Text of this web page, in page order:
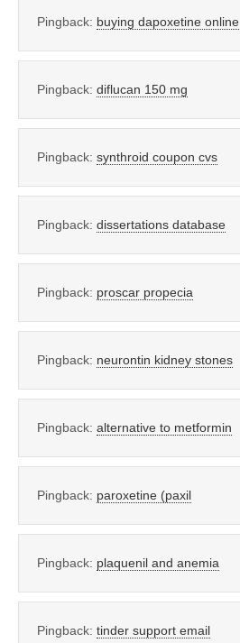
Pingback: buying dapoxetine online
Pingback: diflucan 150 mg
Pingback: synthroid coupon cvs
Pingback: dissertations database
Pingback: proscar propecia
Pingback: neurontin kidney stones
Pingback: alternative to metformin
Pingback: paroxetine (paxil
Pingback: plaquenil and anemia
Pingback: tinder support email